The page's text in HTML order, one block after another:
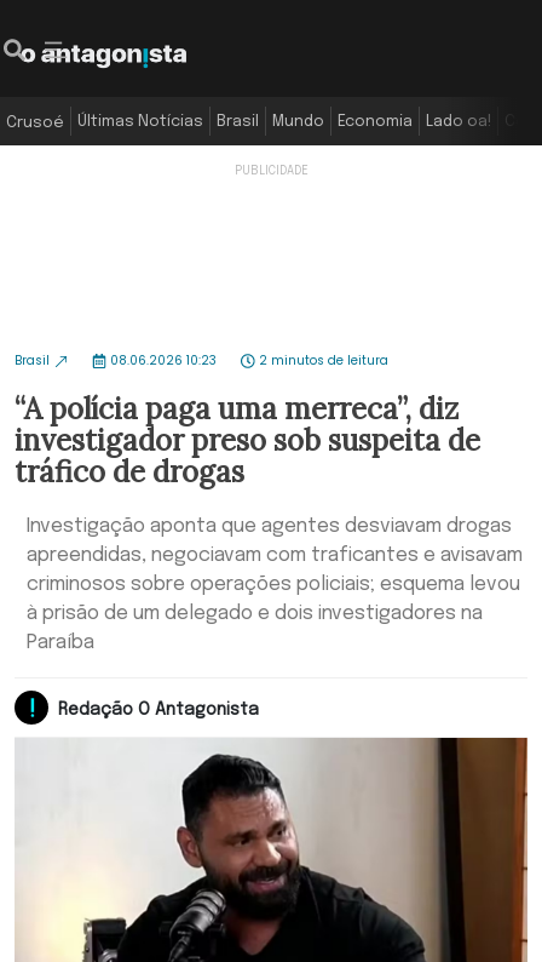
Crusoé Últimas Notícias Brasil Mundo Economia Lado oa!
Brasil 08.06.2026 10:23 2 minutos de leitura
“A polícia paga uma merreca”, diz
investigador preso sob suspeita de
tráfico de drogas
Investigação aponta que agentes desviavam drogas
apreendidas, negociavam com traficantes e avisavam
criminosos sobre operações policiais; esquema levou
à prisão de um delegado e dois investigadores na
Paraíba
Redação O Antagonista